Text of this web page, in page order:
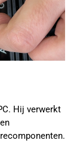
Hij verwerkt